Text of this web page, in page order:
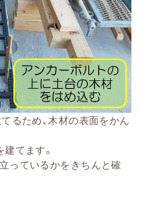
るため、木材の表面をかん
てます。
っているかをきちんと確